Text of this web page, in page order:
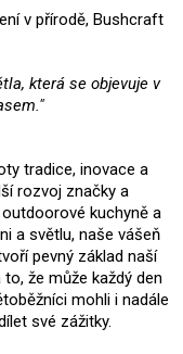
v přírodě, Bushcraft
která se objevuje v
tradice, inovace a
rozvoj značky a
kuchyně a
a světlu, naše vášeň
pevný základ naší
že může každý den
mohli i nadále
své zážitky.